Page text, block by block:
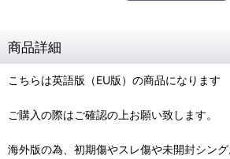
商品詳細
こちらは英語版（EU版）の商品になります
ご購入の際はご確認の上お願い致します。
海外版の為、初期傷やスレ傷や未開封シン